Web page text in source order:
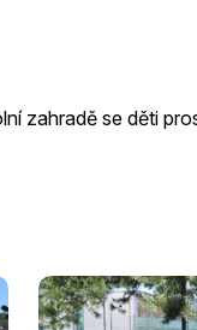
zahradě se děti